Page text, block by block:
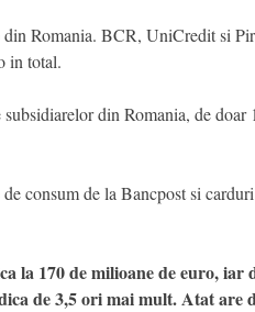
din Romania. BCR, UniCredit si
in total.
din Romania, de doar
consum de la Bancpost si
la 170 de milioane de euro, iar
de 3,5 ori mai mult. Atat are